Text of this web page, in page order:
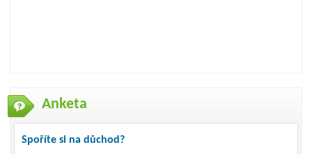
Anketa
Spoříte si na důchod?